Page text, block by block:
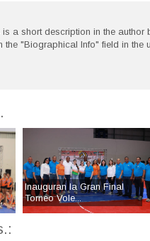
is a short description in the
the "Biographical Info" field in the
Inauguran la Gran Final
Torneo Vole...